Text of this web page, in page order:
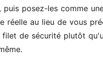
puis posez-les comme
réelle au lieu de vous
de sécurité plutôt